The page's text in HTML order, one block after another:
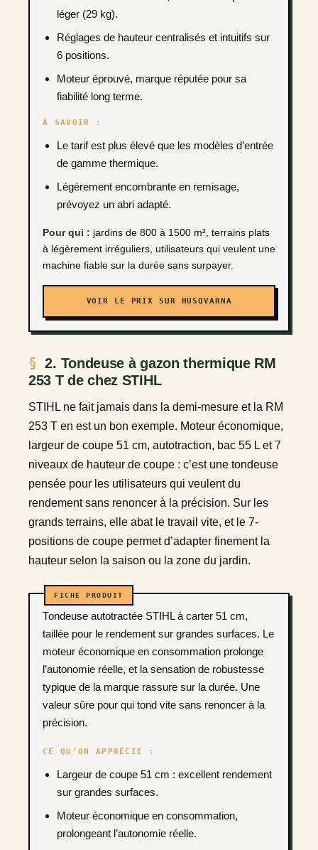
léger (29 kg).
Réglages de hauteur centralisés et intuitifs sur
6 positions.
Moteur éprouvé, marque réputée pour sa
fiabilité long terme.
À SAVOIR :
Le tarif est plus élevé que les modèles d’entrée
de gamme thermique.
Légèrement encombrante en remisage,
prévoyez un abri adapté.
Pour qui : jardins de 800 à 1500 m², terrains plats
à légèrement irréguliers, utilisateurs qui veulent une
machine fiable sur la durée sans surpayer.
VOIR LE PRIX SUR HUSQVARNA
2. Tondeuse à gazon thermique RM
253 T de chez STIHL
STIHL ne fait jamais dans la demi-mesure et la RM
253 T en est un bon exemple. Moteur économique,
largeur de coupe 51 cm, autotraction, bac 55 L et 7
niveaux de hauteur de coupe : c’est une tondeuse
pensée pour les utilisateurs qui veulent du
rendement sans renoncer à la précision. Sur les
grands terrains, elle abat le travail vite, et le 7-
positions de coupe permet d’adapter finement la
hauteur selon la saison ou la zone du jardin.
Tondeuse autotractée STIHL à carter 51 cm,
taillée pour le rendement sur grandes surfaces. Le
moteur économique en consommation prolonge
l’autonomie réelle, et la sensation de robustesse
typique de la marque rassure sur la durée. Une
valeur sûre pour qui tond vite sans renoncer à la
précision.
CE QU’ON APPRÉCIE :
Largeur de coupe 51 cm : excellent rendement
sur grandes surfaces.
Moteur économique en consommation,
prolongeant l’autonomie réelle.